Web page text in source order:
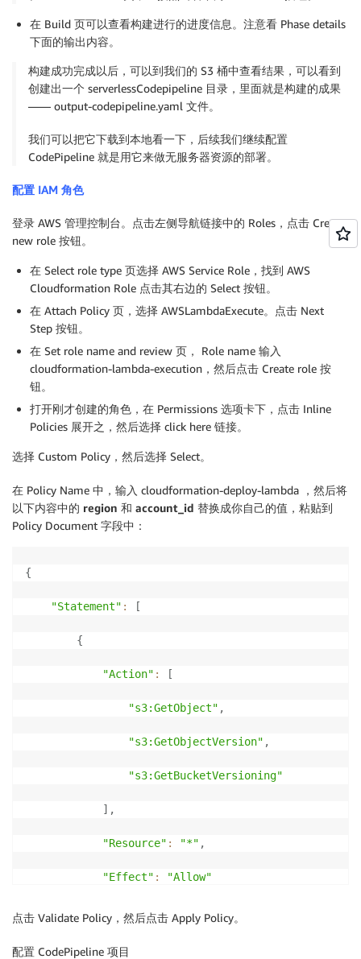
在 Build 页可以查看构建进行的进度信息。注意看 Phase details
下面的输出内容。
构建成功完成以后，可以到我们的 S3 桶中查看结果，可以看到
创建出一个 serverlessCodepipeline 目录，里面就是构建的成果
—— output-codepipeline.yaml 文件。
我们可以把它下载到本地看一下，后续我们继续配置
CodePipeline 就是用它来做无服务器资源的部署。
配置 IAM 角色
登录 AWS 管理控制台。点击左侧导航链接中的 Roles，点击 Create
new role 按钮。
在 Select role type 页选择 AWS Service Role，找到 AWS
Cloudformation Role 点击其右边的 Select 按钮。
在 Attach Policy 页，选择 AWSLambdaExecute。点击 Next
Step 按钮。
在 Set role name and review 页， Role name 输入
cloudformation-lambda-execution，然后点击 Create role 按
钮。
打开刚才创建的角色，在 Permissions 选项卡下，点击 Inline
Policies 展开之，然后选择 click here 链接。
选择 Custom Policy，然后选择 Select。
在 Policy Name 中，输入 cloudformation-deploy-lambda ，然后将
以下内容中的 region 和 account_id 替换成你自己的值，粘贴到
Policy Document 字段中：
{
"Statement" : [
{
"Action" : [
"s3:GetObject" ,
"s3:GetObjectVersion" ,
"s3:GetBucketVersioning"
] ,
"Resource" : "*" ,
"Effect" : "Allow"
点击 Validate Policy，然后点击 Apply Policy。
配置 CodePipeline 项目